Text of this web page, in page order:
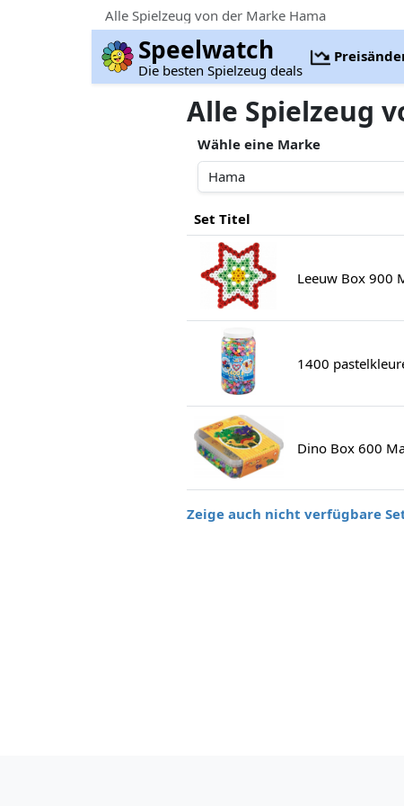
Alle Spielzeug von der Marke Hama
Speelwatch
Die besten Spielzeug deals
Alle Spielzeug
Wähle eine Marke
Set Titel
Leeuw Box 900
1400
Dino Box 600
Zeige auch nicht verfügbare